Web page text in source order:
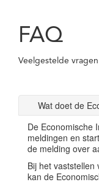
FAQ
Veelgestelde vragen
Wat doet de
De Economische
meldingen en
de melding over
Bij het
kan de